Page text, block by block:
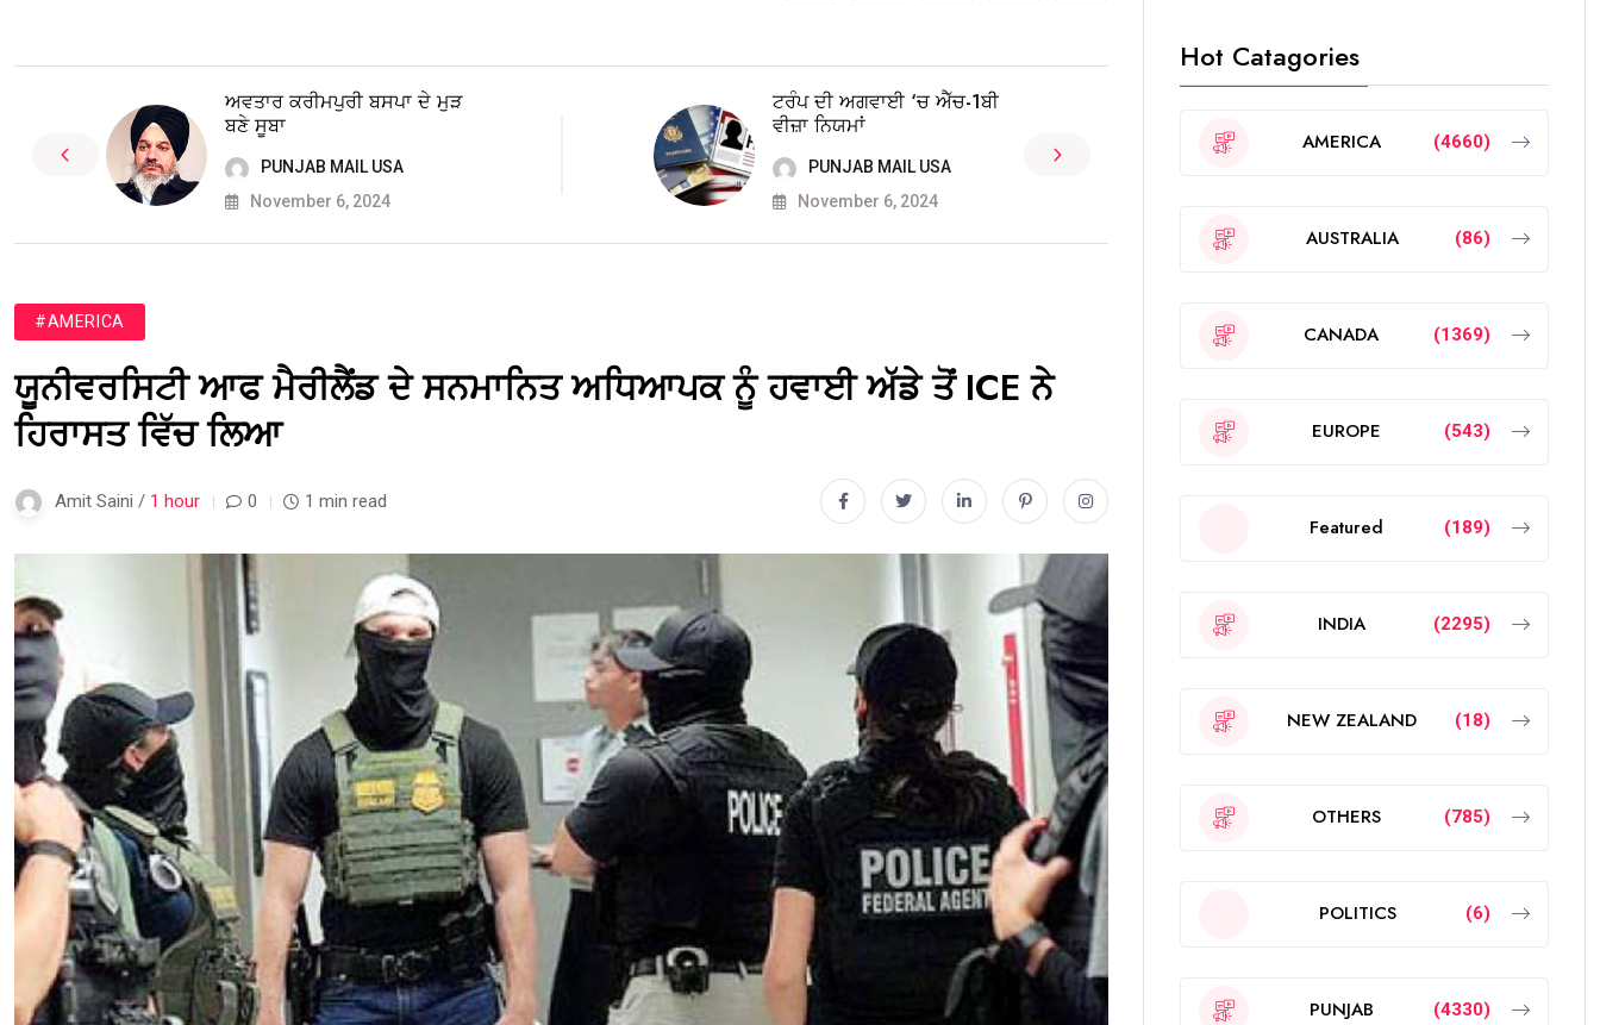
ਅਵਤਾਰ ਕਰੀਮਪੁਰੀ ਬਸਪਾ ਦੇ ਮੁੜ
ਬਣੇ ਸੂਬਾ
PUNJAB MAIL USA
November 6, 2024
ਟਰੰਪ ਦੀ ਅਗਵਾਈ ‘ਚ ਐੱਚ-1ਬੀ
ਵੀਜ਼ਾ ਨਿਯਮਾਂ
PUNJAB MAIL USA
November 6, 2024
#AMERICA
ਯੂਨੀਵਰਸਿਟੀ ਆਫ ਮੈਰੀਲੈਂਡ ਦੇ ਸਨਮਾਨਿਤ ਅਧਿਆਪਕ ਨੂੰ ਹਵਾਈ ਅੱਡੇ ਤੋਂ ICE ਨੇ
ਹਿਰਾਸਤ ਵਿੱਚ ਲਿਆ
Amit Saini / 1 hour 0 1 min read
Hot Catagories
AMERICA (4660)
AUSTRALIA (86)
CANADA (1369)
EUROPE (543)
Featured (189)
INDIA (2295)
NEW ZEALAND (18)
OTHERS (785)
POLITICS (6)
PUNJAB (4330)